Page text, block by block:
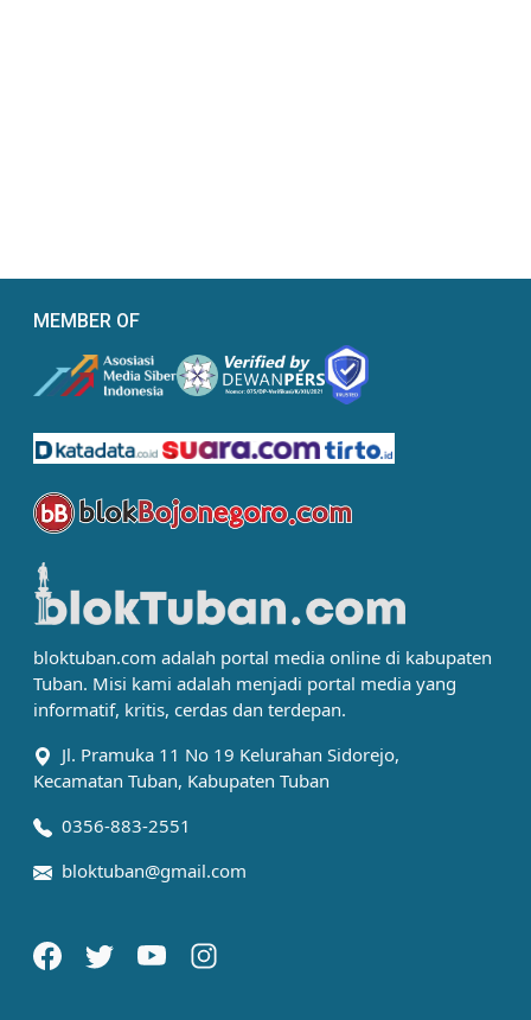
MEMBER OF
bloktuban.com adalah portal media online di kabupaten
Tuban. Misi kami adalah menjadi portal media yang
informatif, kritis, cerdas dan terdepan.
Jl. Pramuka 11 No 19 Kelurahan Sidorejo,
Kecamatan Tuban, Kabupaten Tuban
0356-883-2551
bloktuban@gmail.com